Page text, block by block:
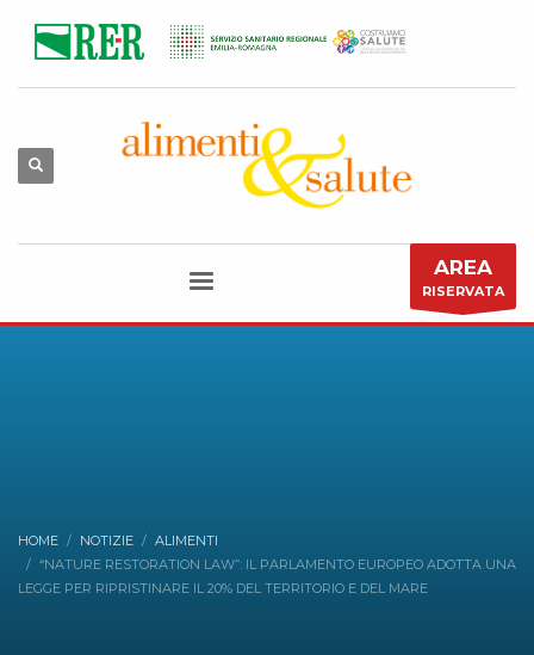
AREA
RISERVATA
HOME NOTIZIE
ALIMENTI
“NATURE RESTORATION LAW”: IL PARLAMENTO EUROPEO ADOTTA UNA
LEGGE PER RIPRISTINARE IL 20% DEL TERRITORIO E DEL MARE